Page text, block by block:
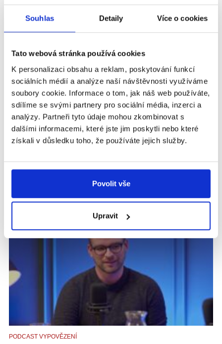
Souhlas Detaily Více o cookies
Tato webová stránka používá cookies
K personalizaci obsahu a reklam, poskytování funkcí
sociálních médií a analýze naší návštěvnosti využíváme
soubory cookie. Informace o tom, jak náš web používáte,
sdílíme se svými partnery pro sociální média, inzerci a
analýzy. Partneři tyto údaje mohou zkombinovat s
dalšími informacemi, které jste jim poskytli nebo které
získali v důsledku toho, že používáte jejich služby.
Povolit vše
Upravit
#22 Co skleněné děti opravdu potřebují
příběhu Markéta Šulcová.
Jaké je vyrůstat jako „skleněné dítě“? Hostem této epizody je
Markéta Šulcová, ředitelka organizace Zajíček na koni, která
PODCAST VYPOVĚZENÍ